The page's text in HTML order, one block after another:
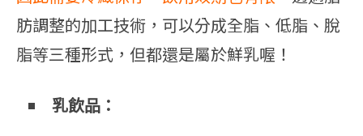
肪調整的加工技術，可以分成全脂、低脂、脫
脂等三種形式，但都還是屬於鮮乳喔！
乳飲品：